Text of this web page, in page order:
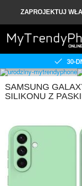
ZAPROJEKTUJ
30-
SAMSUNG
SILIKONU Z